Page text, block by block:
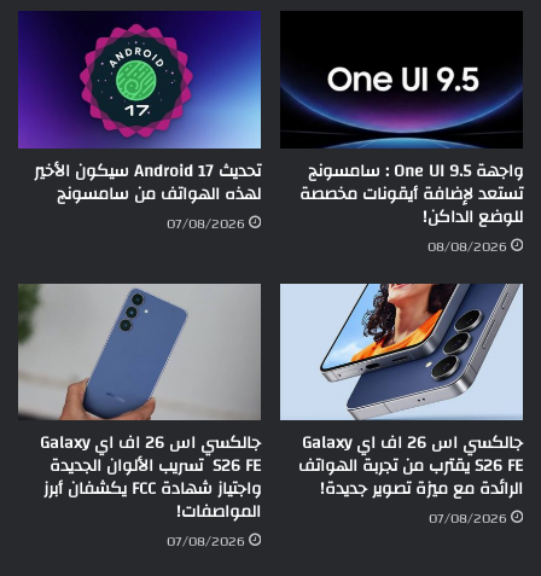
واجهة One UI 9.5 : سامسونج
تستعد لإضافة أيقونات مخصصة
للوضع الداكن!
08/08/2026
تحديث Android 17 سيكون الأخير
لهذه الهواتف من سامسونج
07/08/2026
جالكسي اس 26 اف اي Galaxy
S26 FE يقترب من تجربة الهواتف
الرائدة مع ميزة تصوير جديدة!
07/08/2026
جالكسي اس 26 اف اي Galaxy
S26 FE تسريب الألوان الجديدة
واجتياز شهادة FCC يكشفان أبرز
المواصفات!
07/08/2026